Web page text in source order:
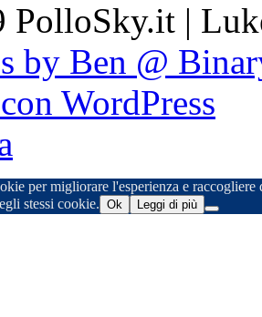
PolloSky.it |
by Ben @
WordPress
per migliorare l'esperienza e
stessi cookie. Ok Leggi di più